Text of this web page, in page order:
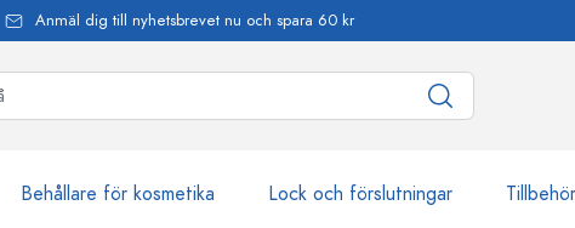
Anmäl dig till nyhetsbrevet nu och spara 60 kr
Behållare för kosmetika Lock och förslutningar Tillbehör